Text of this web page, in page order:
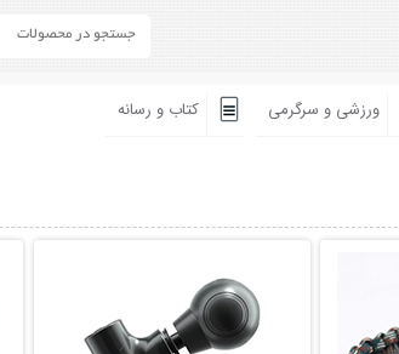
ورزشی و سرگرمی کتاب و رسانه